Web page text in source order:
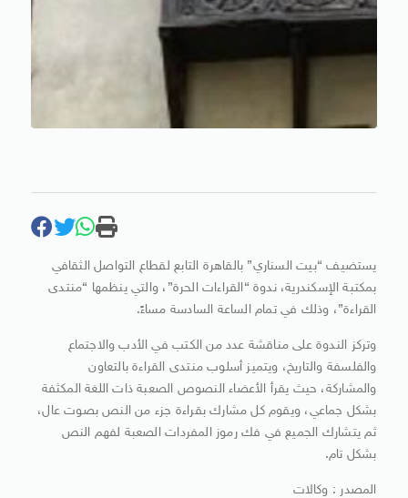
يستضيف “بيت السناري” بالقاهرة التابع لقطاع التواصل الثقافي
بمكتبة الإسكندرية، ندوة “القراءات الحرة”، والتي ينظمها “منتدى
القراءة”، وذلك في تمام الساعة السادسة مساءً.
وتركز الندوة على مناقشة عدد من الكتب في الأدب والاجتماع
‏والفلسفة والتاريخ، ويتميز أسلوب منتدى القراءة بالتعاون
والمشاركة، حيث يقرأ الأعضاء النصوص الصعبة ذات اللغة المكثفة
بشكل جماعي، ويقوم كل مشارك بقراءة جزء من النص بصوت عال،
ثم يتشارك الجميع في فك رموز المفردات الصعبة لفهم النص
بشكل تام.
المصدر : وكالات